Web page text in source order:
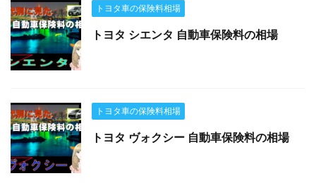
トヨタ車の保険料相場
トヨタ シエンタ 自動車保険料の相場
トヨタ車の保険料相場
トヨタ ヴォクシー 自動車保険料の相場